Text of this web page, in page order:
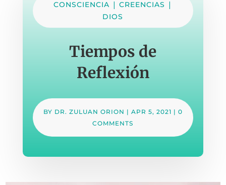
CONSCIENCIA |CREENCIAS |
DIOS
Tiempos de
Reflexión
BY DR. ZULUAN ORION | APR 5, 2021 | 0
COMMENTS